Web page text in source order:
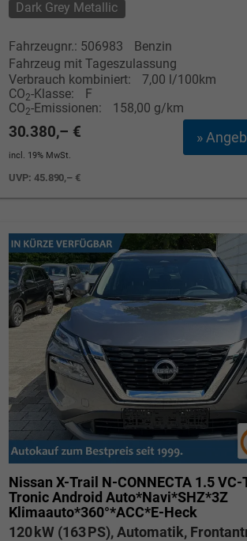
Dark Grey Metallic
Fahrzeugnr.: 506983
Benzin
Fahrzeug mit Tageszulassung
Verbrauch kombiniert:
7,00 l/100km
CO2-Klasse:
F
CO2-Emissionen: 158,00 g/km
»
30.380,– €
incl. 19% MwSt.
UVP:45.890,– €
Nissan X-Trail N-CONNECTA 1.5 VC-
Tronic Android Auto*Navi*SHZ*3Z
Klimaauto*360°*ACC*E-Heck
120 kW (163 PS), Automatik,